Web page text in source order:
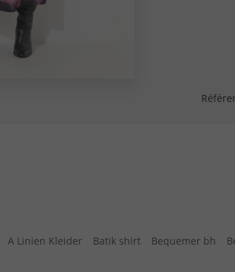
A Linien Kleider Batik shirt Bequemer bh